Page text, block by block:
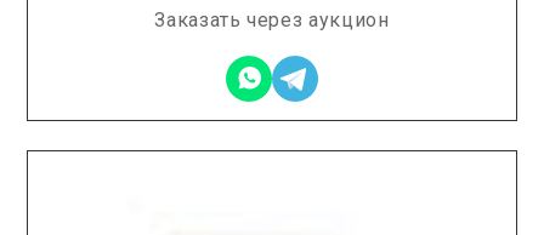
Заказать через аукцион